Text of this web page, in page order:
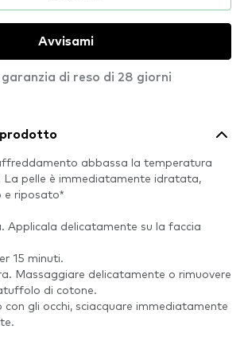
Avvisami
di reso di 28 giorni
prodotto
abbassa la temperatura
La pelle è immediatamente idratata,
e riposato*
Applicala delicatamente su la faccia
15 minuti.
Massaggiare delicatamente o rimuovere
di cotone.
gli occhi, sciacquare immediatamente